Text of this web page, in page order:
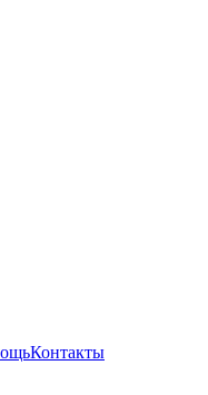
Контакты